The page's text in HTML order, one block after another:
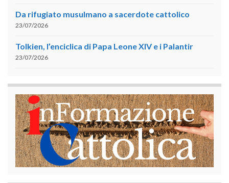
Da rifugiato musulmano a sacerdote cattolico
23/07/2026
Tolkien, l’enciclica di Papa Leone XIV e i Palantir
23/07/2026